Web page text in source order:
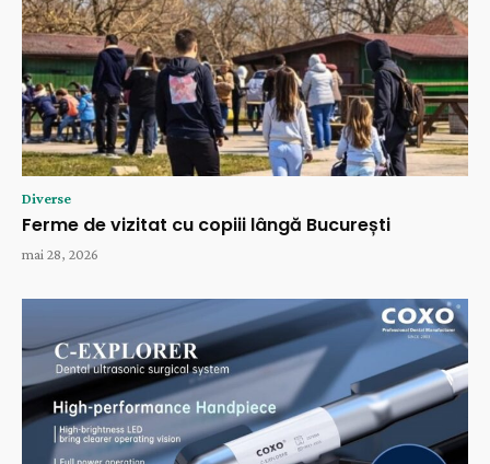
Diverse
Ferme de vizitat cu copiii lângă București
mai 28, 2026